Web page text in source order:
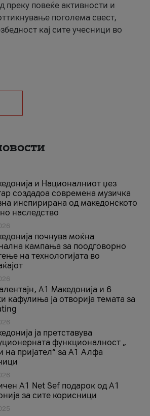
преку повеќе активности и
поголема свест,
кај сите учесници во
и Националниот џез
создадоа современа музичка
инспирирана од македонското
наследство
почнува моќна
кампања за поодговорно
на технологијата во
A1 Македонија и 6
кафулиња ја отворија темата за
ја претставува
функционалност „
на пријател“ за А1 Алфа
A1 Net Sеf подарок од А1
за сите корисници